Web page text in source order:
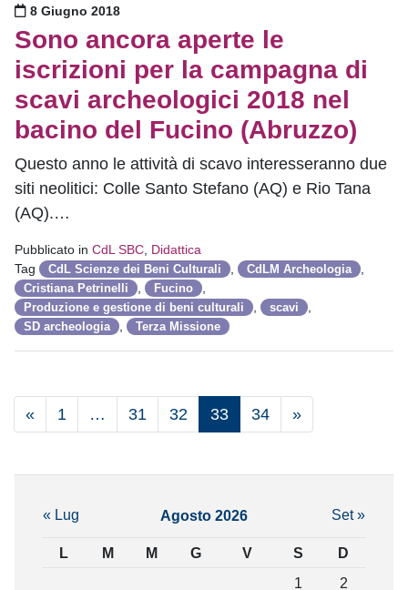
Pubblicato il
8 Giugno 2018
Sono ancora aperte le
iscrizioni per la campagna di
scavi archeologici 2018 nel
bacino del Fucino (Abruzzo)
Questo anno le attività di scavo interesseranno due
siti neolitici: Colle Santo Stefano (AQ) e Rio Tana
(AQ).…
Pubblicato in CdL SBC Didattica
Tag
CdL Scienze dei Beni Culturali CdLM Archeologia
Cristiana Petrinelli Fucino
Produzione e gestione di beni culturali scavi
SD archeologia Terza Missione
« 1 … 31 32 33 34 »
Agosto 2026
L M M G V S D
« Lug Set »
1
2